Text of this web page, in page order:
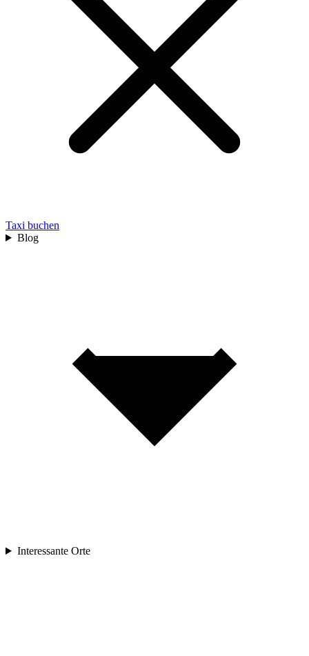
Taxi buchen
Blog
Interessante Orte